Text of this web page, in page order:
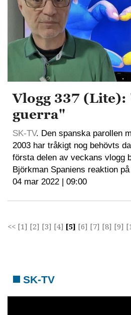
Vlogg 337 (Lite):
guerra"
SK-TV. Den spanska parollen
2003 har tråkigt nog behövts
första delen av veckans vlogg
Björkman Spaniens reaktion
04 mar 2022 | 09:00
<< [1] [2] [3] [4] [5] [6] [7] [8] [9]
SK-TV